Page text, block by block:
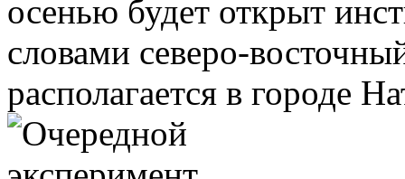
осенью будет открыт
словами северо-
располагается в городе